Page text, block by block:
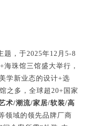
题，于2025年12月5-8
海珠馆三馆盛大举行，
学新业态的设计+选
之多，全球超20+国家
术/潮流/家居/软装/高
领域的领先品牌厂商